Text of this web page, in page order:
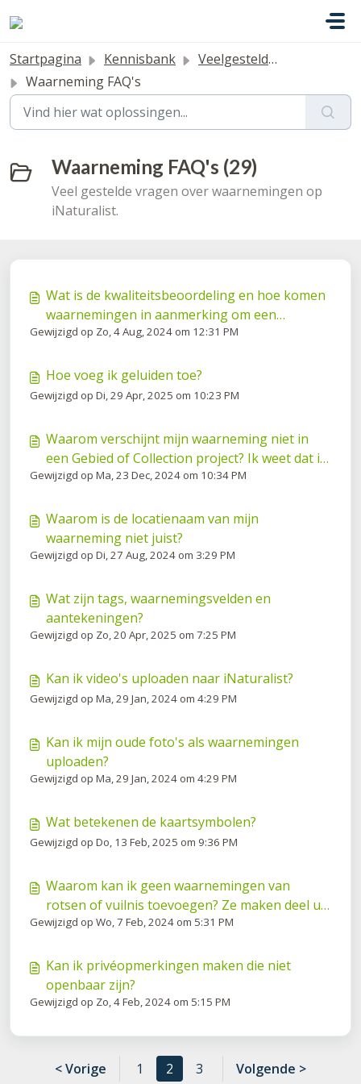
Startpagina Kennisbank
Veelgestelde vragen
Waarneming FAQ's
Waarneming FAQ's (29)
Veel gestelde vragen over waarnemingen op
iNaturalist.
Wat is de kwaliteitsbeoordeling en hoe komen
waarnemingen in aanmerking om een
"onderzoekskwaliteit" te worden"?
Gewijzigd op Zo, 4 Aug, 2024 om 12:31 PM
Hoe voeg ik geluiden toe?
Gewijzigd op Di, 29 Apr, 2025 om 10:23 PM
Waarom verschijnt mijn waarneming niet in
een Gebied of Collection project? Ik weet dat ik
het daar heb waargenomen.
Gewijzigd op Ma, 23 Dec, 2024 om 10:34 PM
Waarom is de locatienaam van mijn
waarneming niet juist?
Gewijzigd op Di, 27 Aug, 2024 om 3:29 PM
Wat zijn tags, waarnemingsvelden en
aantekeningen?
Gewijzigd op Zo, 20 Apr, 2025 om 7:25 PM
Kan ik video's uploaden naar iNaturalist?
Gewijzigd op Ma, 29 Jan, 2024 om 4:29 PM
Kan ik mijn oude foto's als waarnemingen
uploaden?
Gewijzigd op Ma, 29 Jan, 2024 om 4:29 PM
Wat betekenen de kaartsymbolen?
Gewijzigd op Do, 13 Feb, 2025 om 9:36 PM
Waarom kan ik geen waarnemingen van
rotsen of vuilnis toevoegen? Ze maken deel uit
van de natuur en beïnvloeden de natuur.
Gewijzigd op Wo, 7 Feb, 2024 om 5:31 PM
Kan ik privéopmerkingen maken die niet
openbaar zijn?
Gewijzigd op Zo, 4 Feb, 2024 om 5:15 PM
< Vorige 1 2 3 Volgende >